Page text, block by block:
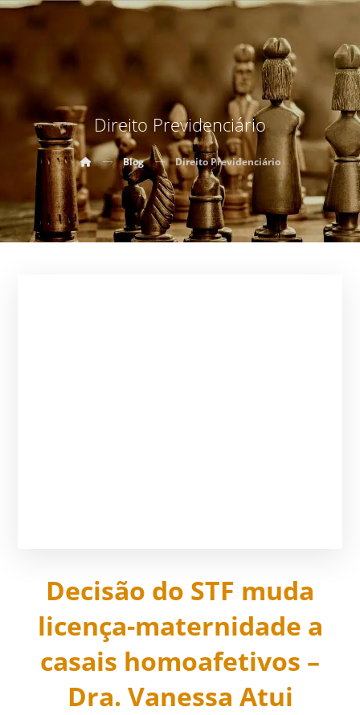
Direito Previdenciário
Blog Direito Previdenciário
Decisão do STF muda
licença-maternidade a
casais homoafetivos –
Dra. Vanessa Atui